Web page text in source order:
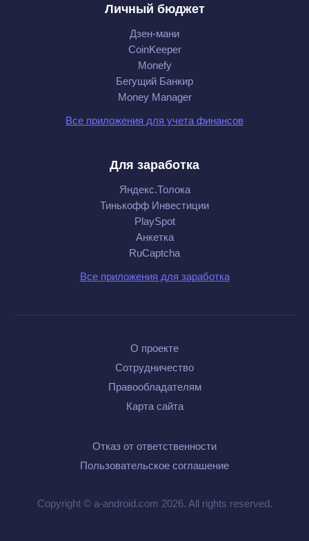
Личный бюджет
Дзен-мани
CoinKeeper
Monefy
Бегущий Банкир
Money Manager
Все приложения для учета финансов
Для заработка
Яндекс.Толока
Тинькофф Инвестиции
PlaySpot
Анкетка
RuCaptcha
Все приложения для заработка
О проекте
Сотрудничество
Правообладателям
Карта сайта
Отказ от ответственности
Пользовательское соглашение
Copyright © a-android.com 2026. All rights reserved.